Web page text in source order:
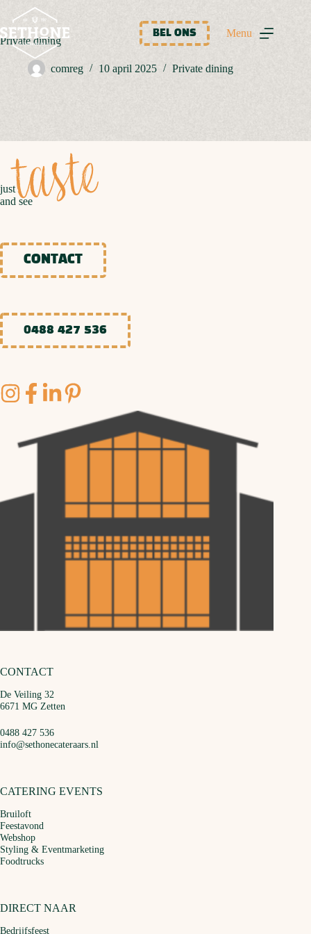
naar
de
inhoud
BEL ONS Menu
Private dining
comreg 10 april 2025 Private dining
justtaste
and see
CONTACT
0488 427 536
CONTACT
De Veiling 32
6671 MG Zetten
0488 427 536
info@sethonecateraars.nl
CATERING EVENTS
Bruiloft
Feestavond
Webshop
Styling & Eventmarketing
Foodtrucks
DIRECT NAAR
Bedrijfsfeest